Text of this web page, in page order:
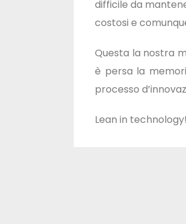
difficile da
costosi e
Questa la nostra
è persa la
processo
Lean in technology!